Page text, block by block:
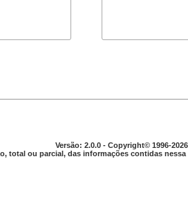
Versão: 2.0.0 - Copyright© 1996-
total ou parcial, das informações contidas